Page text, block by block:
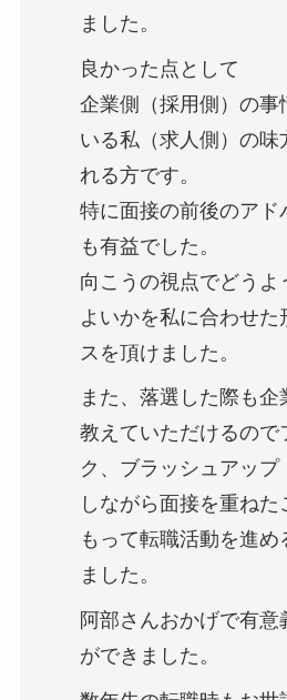
ました。
良かった点として
企業側（採用側）の事
いる私（求人側）の味
れる方です。
特に面接の前後のアド
も有益でした。
向こうの視点でどうよ
よいかを私に合わせた
スを頂けました。
また、落選した際も企
教えていただけるので
ク、ブラッシュアップ
しながら面接を重ねた
もって転職活動を進め
ました。
阿部さんおかげで有意
ができました。